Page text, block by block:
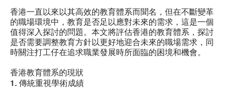
香港一直以來以其高效的教育體系而聞名，但在不斷變革
的職場環境中，教育是否足以應對未來的需求，這是一個
值得深入探討的問題。本文將評估香港的教育體系，探討
是否需要調整教育方針以更好地迎合未來的職場需求，同
時關注打工仔在追求職業發展時所面臨的困境和機會。
香港教育體系的現狀
1. 傳統重視學術成績